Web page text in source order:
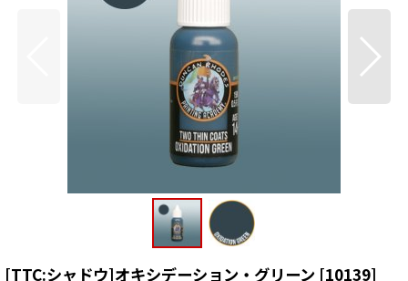
[TTC:シャドウ]オキシデーション・グリーン [10139]